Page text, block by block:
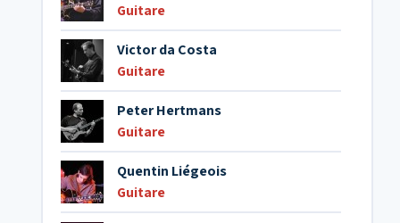
Guitare
Victor da Costa
Guitare
Peter Hertmans
Guitare
Quentin Liégeois
Guitare